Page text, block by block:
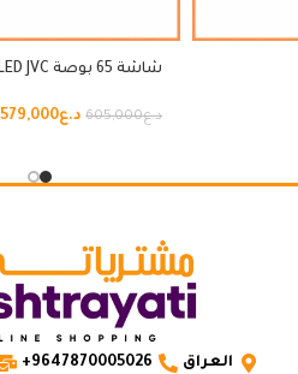
شاشة 65 بوصة QLED JVC
د.ع605,000 د.ع579,000
العراق 9647870005026+